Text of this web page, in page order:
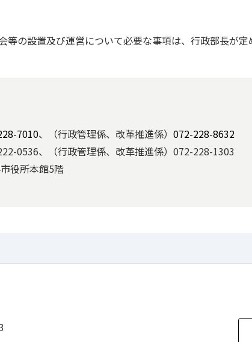
の設置及び運営について必要な事項は、行政部長が定
7010、（行政管理係、改革推進係） 072-228-8632
0536、（行政管理係、改革推進係）072-228-1303
役所本館5階